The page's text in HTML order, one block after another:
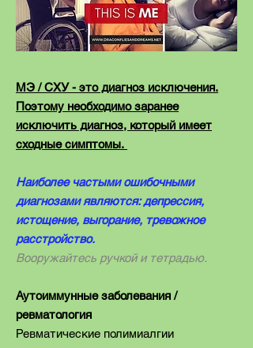
MЭ / CХУ - это диагноз исключения.
Поэтому необходимо заранее
исключить диагноз, который имеет
сходные симптомы.
Наиболее частыми ошибочными
диагнозами являются: депрессия,
истощение, выгорание, тревожное
расстройство.
Вооружайтесь ручкой и тетрадью.
Аутоиммунные заболевания /
ревматология
Ревматические полимиалгии